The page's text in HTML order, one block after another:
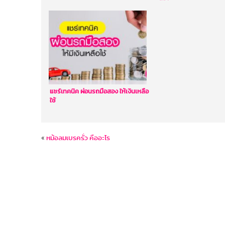
แชร์เทคนิค ผ่อนรถมือสอง ให้เงินเหลือ
ใช้
« หม้อลมเบรครั่ว คืออะไร